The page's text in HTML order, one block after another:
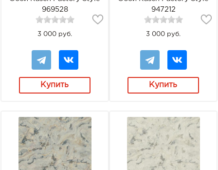
969528
3 000 руб.
Купить
947212
3 000 руб.
Купить